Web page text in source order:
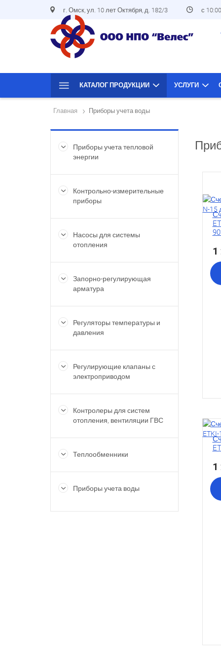
г. Омск, ул. 10 лет Октября, д. 182/3 с
КАТАЛОГ ПРОДУКЦИИ УСЛУГИ
Главная Приборы учета воды
Приборы учета тепловой
энергии
Контрольно-измерительные
приборы
Насосы для системы
отопления
Запорно-регулирующая
арматура
Регуляторы температуры и
давления
Регулирующие клапаны с
электроприводом
Контролеры для систем
отопления, вентиляции ГВС
Теплообменники
Приборы учета воды
1
1